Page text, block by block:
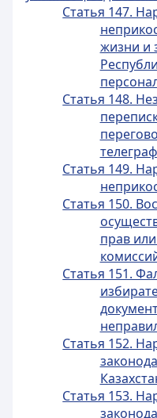
Статья 147.
жизни и
Статья 148.
Статья 149.
Статья 150.
прав
Статья 151.
Статья 152.
Статья 153.